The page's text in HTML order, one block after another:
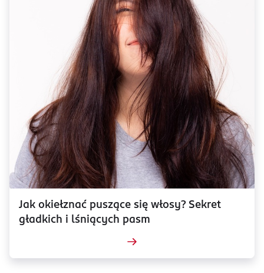
Jak okiełznać puszące się włosy? Sekret
gładkich i lśniących pasm